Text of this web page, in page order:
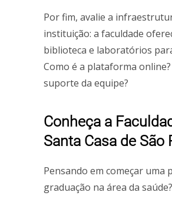
Por fim, avalie a
instituição: a faculdade
biblioteca e laboratórios
Como é a plataforma
suporte da equipe?
Conheça a
Santa Casa de São
Pensando em começar uma
graduação na área da